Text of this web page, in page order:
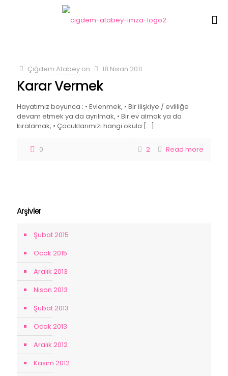
Çiğdem Atabey on 18 Nisan 2011
Karar Vermek
Hayatımız boyunca ; • Evlenmek, • Bir ilişkiye / evliliğe
devam etmek ya da ayrılmak, • Bir ev almak ya da
kiralamak, • Çocuklarımızı hangi okula […]
0 2 Read more
Arşivler
Şubat 2015
Ocak 2015
Aralık 2013
Nisan 2013
Şubat 2013
Ocak 2013
Aralık 2012
Kasım 2012